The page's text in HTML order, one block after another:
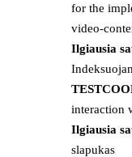
for the
video-
Ilgiausia
interaction
Ilgiausia
slapukas